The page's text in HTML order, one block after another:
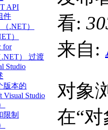
API
件
.NET）
）
for
.NET） 过渡
Studio
版本的
Visual Studio
限制
看:
来自:
对象
在“